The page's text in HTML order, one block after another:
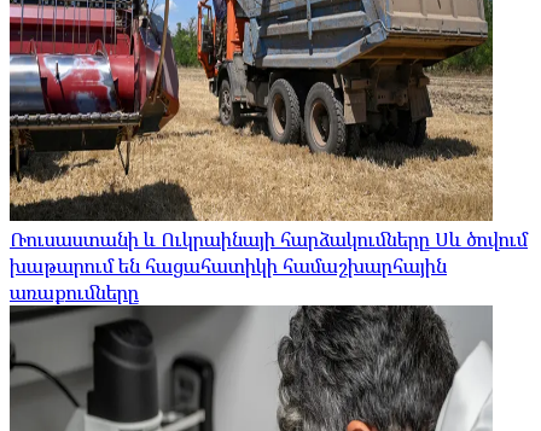
Ռուսաստանի և Ուկրաինայի հարձակումները Սև ծովում
խաթարում են հացահատիկի համաշխարհային
առաքումները